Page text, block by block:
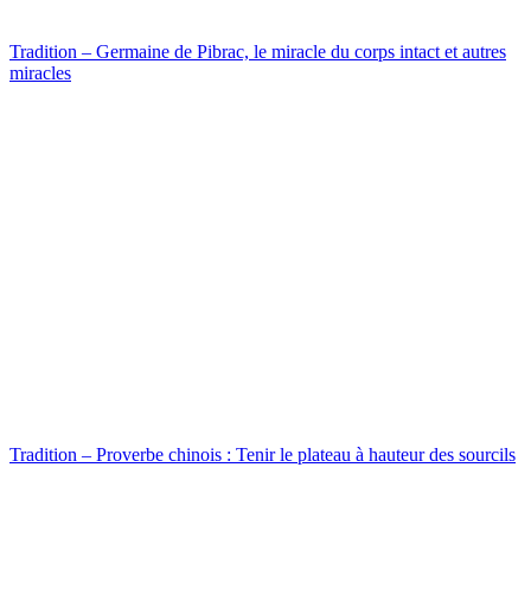
Tradition – Germaine de Pibrac, le miracle du corps intact et autres
miracles
Tradition – Proverbe chinois : Tenir le plateau à hauteur des sourcils